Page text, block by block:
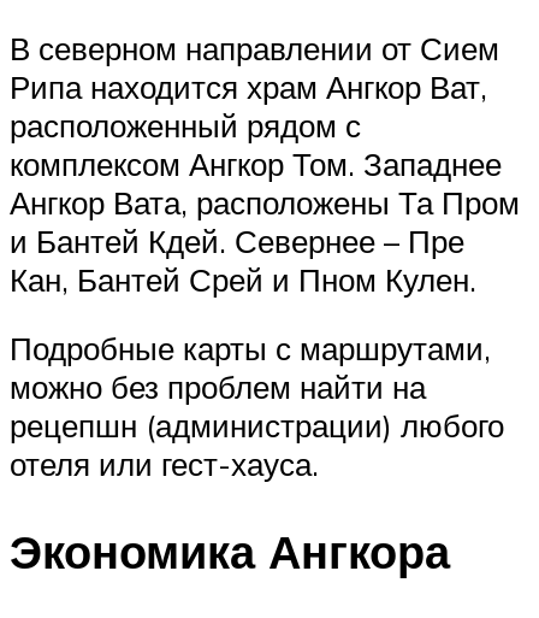
В северном направлении от Сием
Рипа находится храм Ангкор Ват,
расположенный рядом с
комплексом Ангкор Том. Западнее
Ангкор Вата, расположены Та Пром
и Бантей Кдей. Севернее – Пре
Кан, Бантей Срей и Пном Кулен.
Подробные карты с маршрутами,
можно без проблем найти на
рецепшн (администрации) любого
отеля или гест-хауса.
Экономика Ангкора